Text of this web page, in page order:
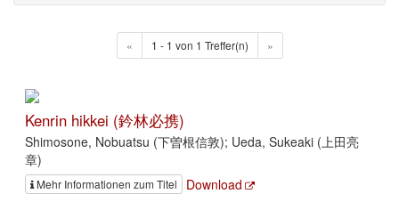
« 1 - 1 von 1 Treffer(n) »
Kenrin hikkei (鈐林必携)
Shimosone, Nobuatsu (下曽根信敦); Ueda, Sukeaki (上田亮
章)
Mehr Informationen zum Titel Download